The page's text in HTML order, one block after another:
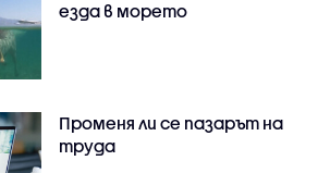
езда в морето
Променя ли се пазарът на
труда